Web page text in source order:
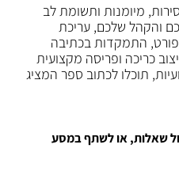
מיומנות ותשומת לב
והקהל שלכם, עריכת
התמקדות בכתיבה
כריכה ופריסה מקצועית
תוכלו לכתוב ספר המציג
שאלות, או לשתף במסע